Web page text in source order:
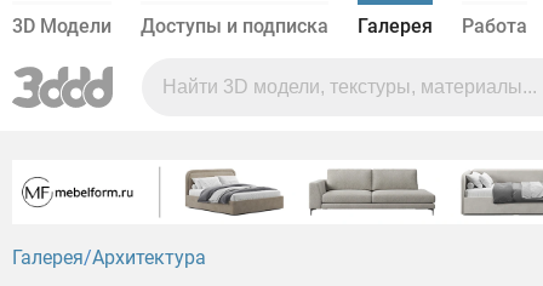
3D Модели Доступы и подписка Галерея Работа
Галерея Архитектура